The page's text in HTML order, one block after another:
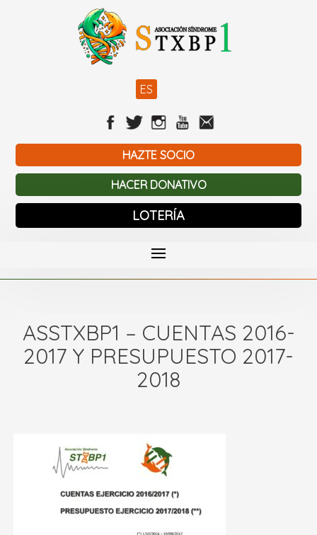
ES
HAZTE SOCIO
HACER DONATIVO
LOTERÍA
ASSTXBP1 – CUENTAS 2016-
2017 Y PRESUPUESTO 2017-
2018